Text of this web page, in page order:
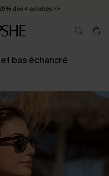
dès 4 achetés >>
bas échancré